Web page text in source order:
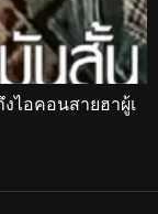
ไอคอนสายฮาผู้เ